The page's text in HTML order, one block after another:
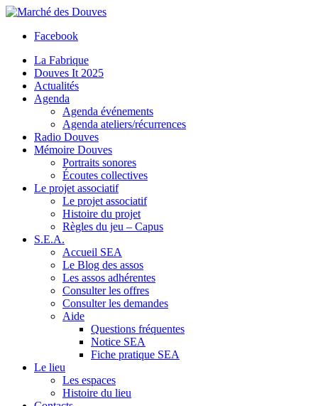
Facebook
La Fabrique
Douves It 2025
Actualités
Agenda
Agenda événements
Agenda ateliers/récurrences
Radio Douves
Mémoire Douves
Portraits sonores
Écoutes collectives
Le projet associatif
Le projet associatif
Histoire du projet
Règles du jeu – Capus
S.E.A.
Accueil SEA
Le Blog des assos
Les assos adhérentes
Consulter les offres
Consulter les demandes
Aide
Questions fréquentes
Notice SEA
Fiche pratique SEA
Le lieu
Les espaces
Histoire du lieu